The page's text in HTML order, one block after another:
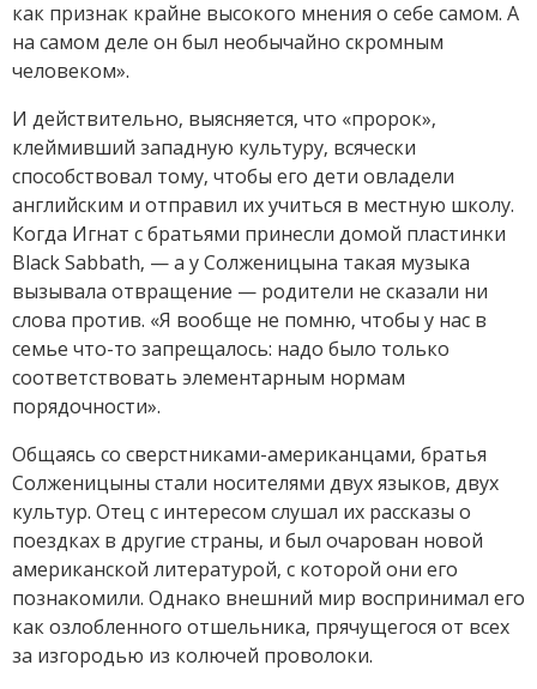
как признак крайне высокого мнения о себе самом. А
на самом деле он был необычайно скромным
человеком».
И действительно, выясняется, что «пророк»,
клеймивший западную культуру, всячески
способствовал тому, чтобы его дети овладели
английским и отправил их учиться в местную школу.
Когда Игнат с братьями принесли домой пластинки
Black Sabbath, — а у Солженицына такая музыка
вызывала отвращение — родители не сказали ни
слова против. «Я вообще не помню, чтобы у нас в
семье что-то запрещалось: надо было только
соответствовать элементарным нормам
порядочности».
Общаясь со сверстниками-американцами, братья
Солженицыны стали носителями двух языков, двух
культур. Отец с интересом слушал их рассказы о
поездках в другие страны, и был очарован новой
американской литературой, с которой они его
познакомили. Однако внешний мир воспринимал его
как озлобленного отшельника, прячущегося от всех
за изгородью из колючей проволоки.